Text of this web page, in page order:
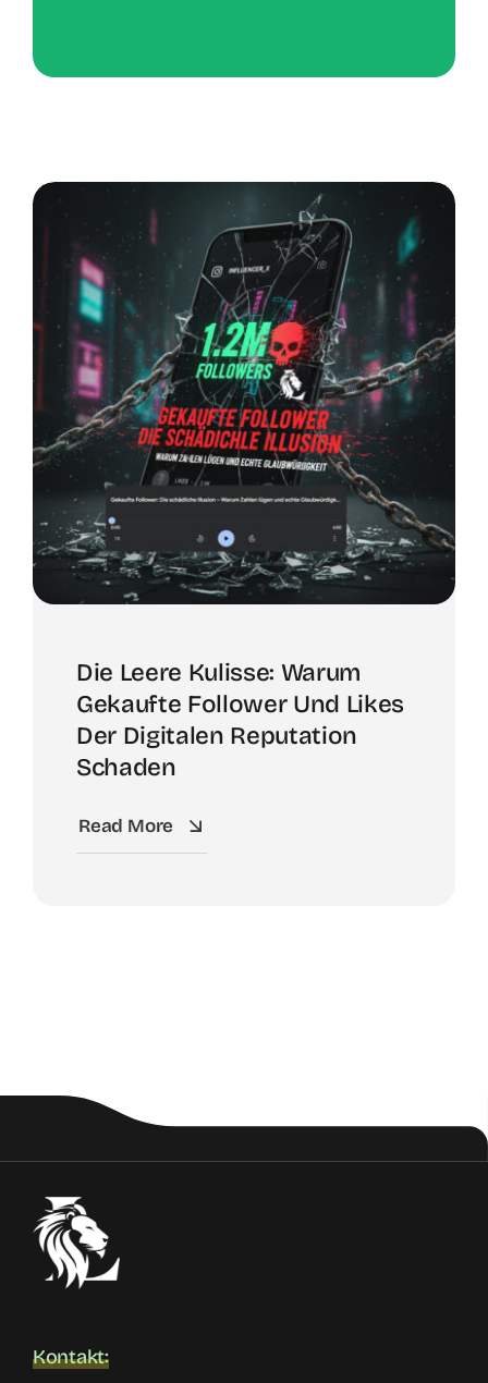
Die Leere Kulisse: Warum
Gekaufte Follower Und Likes
Der Digitalen Reputation
Schaden
Read More
Kontakt: